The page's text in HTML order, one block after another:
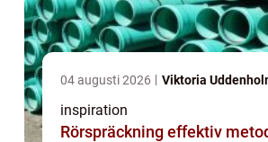
04 augusti 2026 Viktoria
inspiration
Rörspräckning effektiv metod för att